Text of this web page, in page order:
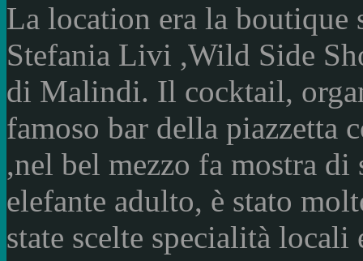
La location era la boutique
Stefania Livi ,Wild Side
di Malindi. Il cocktail,
famoso bar della piazzetta
,nel bel mezzo fa mostra
elefante adulto, è stato
state scelte specialità